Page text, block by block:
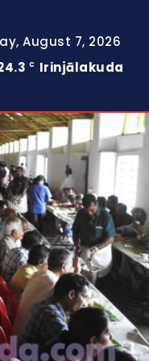
August 7, 2026
C Irinjālakuda